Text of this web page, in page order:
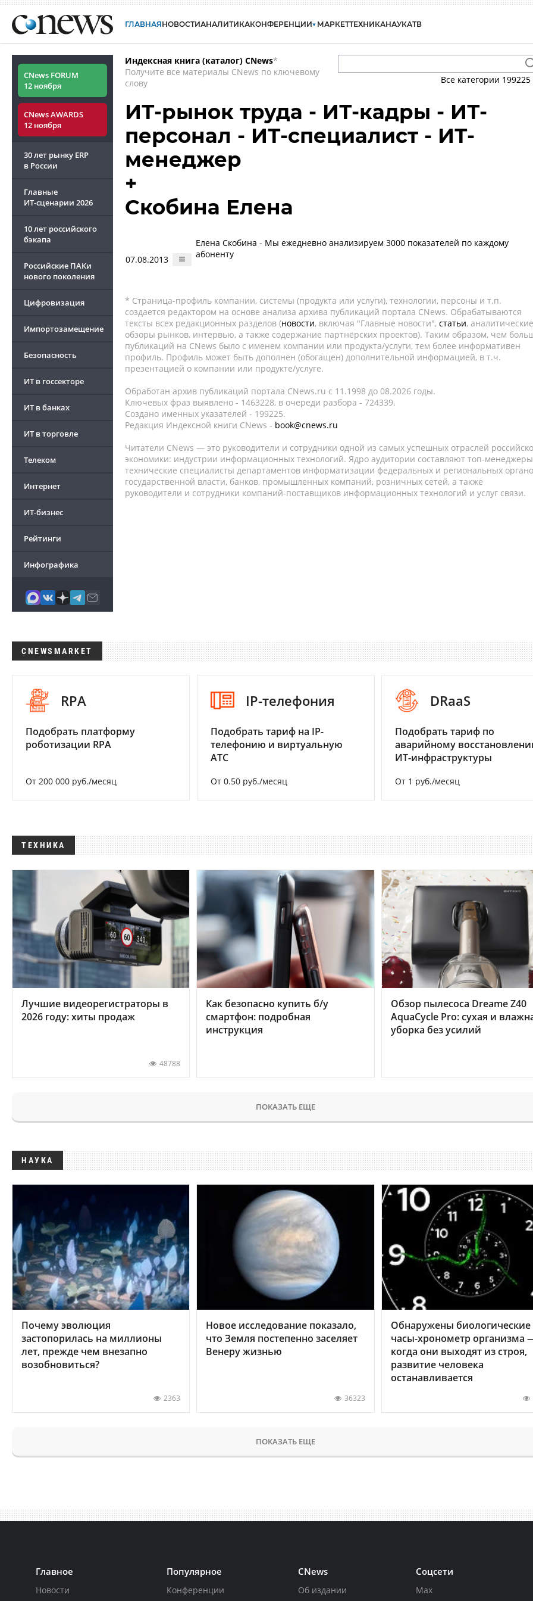
ГЛАВНАЯНОВОСТИАНАЛИТИКАКОНФЕРЕНЦИИ МАРКЕТТЕХНИКАНАУКАТВ
CNews FORUM
12 ноября
CNews AWARDS
12 ноября
30 лет рынку ERP
в России
Главные
ИТ-сценарии 2026
10 лет российского
бэкапа
Российские ПАКи
нового поколения
Цифровизация
Импортозамещение
Безопасность
ИТ в госсекторе
ИТ в банках
ИТ в торговле
Телеком
Интернет
ИТ-бизнес
Рейтинги
Инфографика
Индексная книга (каталог) CNews*
Получите все материалы CNews по ключевому
слову
Все категории 199225
ИТ-рынок труда - ИТ-кадры - ИТ-
персонал - ИТ-специалист - ИТ-
менеджер
+
Скобина Елена
07.08.2013
Елена Скобина - Мы ежедневно анализируем 3000 показателей по каждому
абоненту
* Страница-профиль компании, системы (продукта или услуги), технологии, персоны и т.п.
создается редактором на основе анализа архива публикаций портала CNews. Обрабатываются
тексты всех редакционных разделов (новости, включая "Главные новости", статьи, аналитические
обзоры рынков, интервью, а также содержание партнёрских проектов). Таким образом, чем
публикаций на CNews было с именем компании или продукта/услуги, тем более информативен
профиль. Профиль может быть дополнен (обогащен) дополнительной информацией, в т.ч.
презентацией о компании или продукте/услуге.
Обработан архив публикаций портала CNews.ru c 11.1998 до 08.2026 годы.
Ключевых фраз выявлено - 1463228, в очереди разбора - 724339.
Создано именных указателей - 199225.
Редакция Индексной книги CNews - book@cnews.ru
Читатели CNews — это руководители и сотрудники одной из самых успешных отраслей
экономики: индустрии информационных технологий. Ядро аудитории составляют топ-
технические специалисты департаментов информатизации федеральных и региональных
государственной власти, банков, промышленных компаний, розничных сетей, а также
руководители и сотрудники компаний-поставщиков информационных технологий и услуг связи.
CNEWSMARKET
RPA
Подобрать платформу
роботизации RPA
От 200 000 руб./месяц
IP-телефония
Подобрать тариф на IP-
телефонию и виртуальную
АТС
От 0.50 руб./месяц
DRaaS
Подобрать тариф по
аварийному
ИТ-инфраструктуры
От 1 руб./месяц
ТЕХНИКА
Лучшие видеорегистраторы в
2026 году: хиты продаж
48788
Как безопасно купить б/у
смартфон: подробная
инструкция
Обзор пылесоса Dreame Z40
AquaCycle Pro: сухая и
уборка без усилий
ПОКАЗАТЬ ЕЩЕ
НАУКА
Почему эволюция
застопорилась на миллионы
лет, прежде чем внезапно
возобновиться?
2363
Новое исследование показало,
что Земля постепенно заселяет
Венеру жизнью
36323
Обнаружены биологические
часы-хронометр организма
когда они выходят из строя,
развитие человека
останавливается
ПОКАЗАТЬ ЕЩЕ
Главное
Новости
Популярное
Конференции
CNews
Об издании
Соцсети
Max